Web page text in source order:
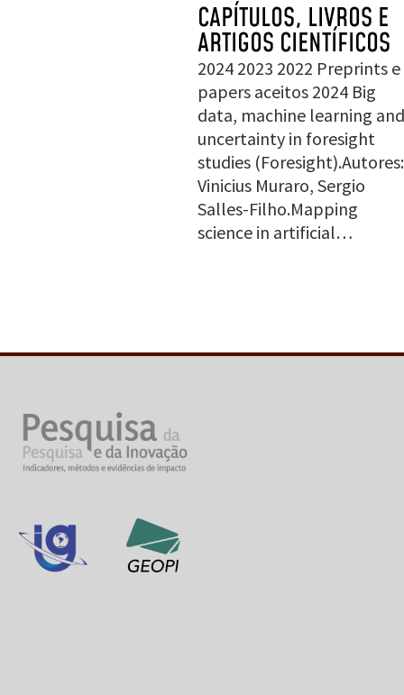
CAPÍTULOS, LIVROS E
ARTIGOS CIENTÍFICOS
2024 2023 2022 Preprints e
papers aceitos 2024 Big
data, machine learning and
uncertainty in foresight
studies (Foresight).Autores:
Vinicius Muraro, Sergio
Salles-Filho.Mapping
science in artificial…